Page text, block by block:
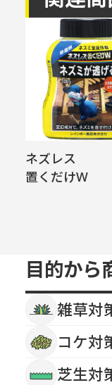
ネズレス
置くだけW
目的から
雑草対
コケ対
芝生対